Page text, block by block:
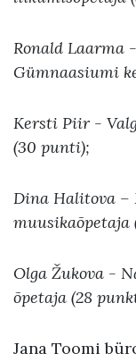
Ronald Laarma
Gümnaasiumi
Kersti Piir -
(30 punti);
Dina Halitova –
muusikaõpetaja
Olga Žukova -
õpetaja (28
Jana Toomi